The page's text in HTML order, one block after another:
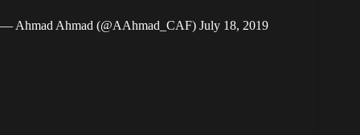
— Ahmad Ahmad (@AAhmad_CAF) July 18, 2019